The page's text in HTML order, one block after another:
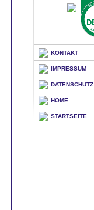
KONTAKT
IMPRESSUM
DATENSCHUTZ
HOME
STARTSEITE